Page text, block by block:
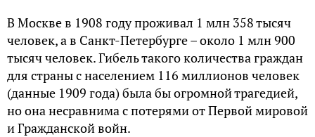
В Москве в 1908 году проживал 1 млн 358 тысяч
человек, а в Санкт-Петербурге – около 1 млн 900
тысяч человек. Гибель такого количества граждан
для страны с населением 116 миллионов человек
(данные 1909 года) была бы огромной трагедией,
но она несравнима с потерями от Первой мировой
и Гражданской войн.